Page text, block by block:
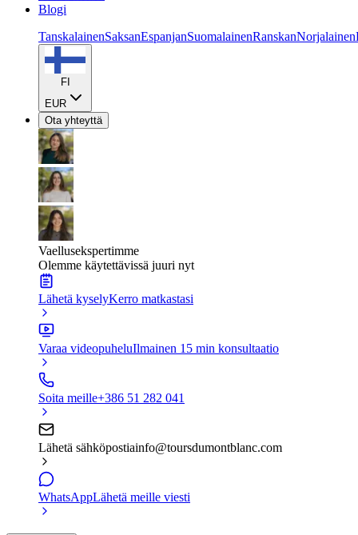
Blogi
TanskalainenSaksanEspanjanSuomalainenRanskanNorjalainen
FI
EUR
Ota yhteyttä
Vaellusekspertimme
Olemme käytettävissä juuri nyt
Lähetä kyselyKerro matkastasi
Varaa videopuheluIlmainen 15 min konsultaatio
Soita meille+386 51 282 041
Lähetä sähköpostiainfo@toursdumontblanc.com
WhatsAppLähetä meille viesti